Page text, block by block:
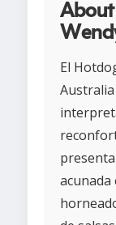
El
acunada